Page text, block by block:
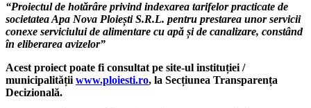
“Proiectul de hotărâre privind indexarea tarifelor practicate de
societatea Apa Nova Ploiești S.R.L. pentru prestarea unor servicii
conexe serviciului de alimentare cu apă și de canalizare, constând
în eliberarea avizelor”
Acest proiect poate fi consultat pe site-ul instituției /
municipalitățiiwww.ploiesti.ro, la Secțiunea Transparența
Decizională.